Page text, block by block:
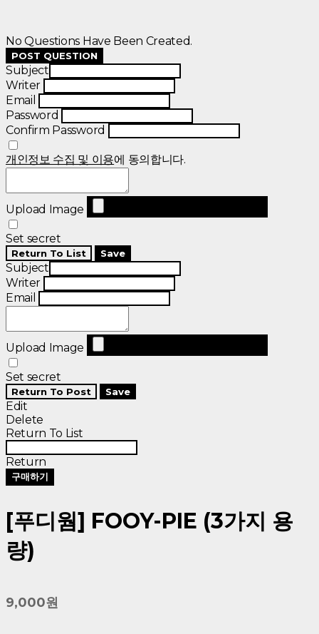
No Questions Have Been Created.
POST QUESTION
Subject
Writer
Email
Password
Confirm Password
개인정보 수집 및 이용에 동의합니다.
Upload Image
Set secret
Return To List Save
Subject
Writer
Email
Upload Image
Set secret
Return To Post Save
Edit
Delete
Return To List
Return
구매하기
[푸디웜] FOOY-PIE (3가지 용
량)
9,000원